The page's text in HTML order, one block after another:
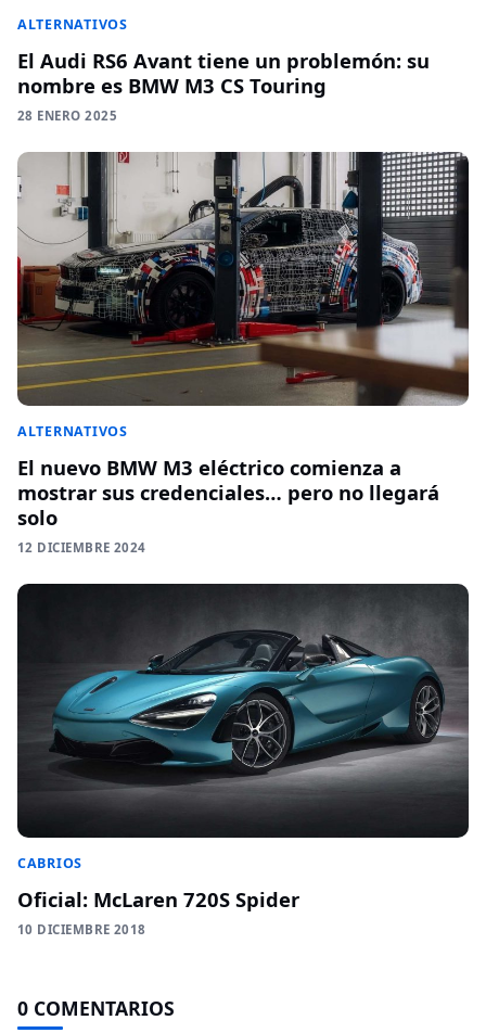
ALTERNATIVOS
El Audi RS6 Avant tiene un problemón: su
nombre es BMW M3 CS Touring
28 ENERO 2025
ALTERNATIVOS
El nuevo BMW M3 eléctrico comienza a
mostrar sus credenciales… pero no llegará
solo
12 DICIEMBRE 2024
CABRIOS
Oficial: McLaren 720S Spider
10 DICIEMBRE 2018
0 COMENTARIOS